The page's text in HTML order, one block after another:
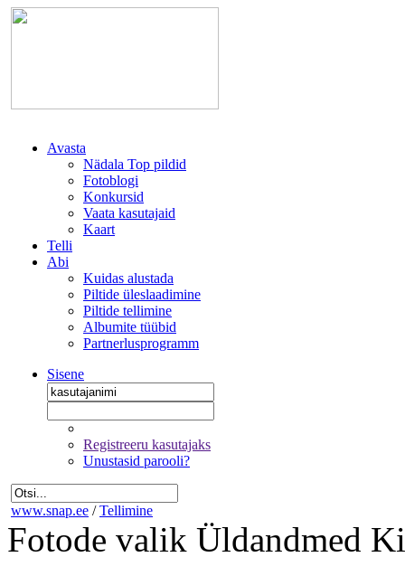
Avasta
Nädala Top pildid
Fotoblogi
Konkursid
Vaata kasutajaid
Kaart
Telli
Abi
Kuidas alustada
Piltide üleslaadimine
Piltide tellimine
Albumite tüübid
Partnerlusprogramm
Sisene
Registreeru kasutajaks
Unustasid parooli?
www.snap.ee / Tellimine
Fotode valik Üldandmed